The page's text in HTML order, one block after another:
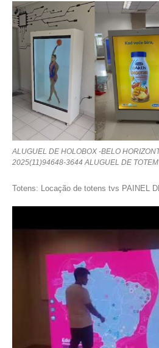
ALUGUEL DE HOLOBOX -BELO
2025(11)94648-3644 ALUGUEL DE
Totens: Locação de totens tvs PAINEL